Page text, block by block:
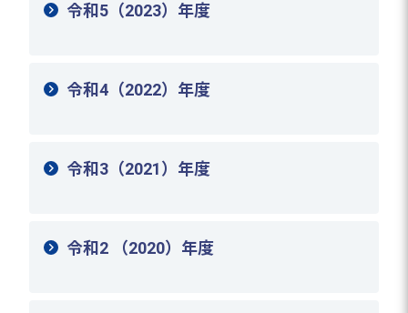
令和5（2023）年度
令和4（2022）年度
令和3（2021）年度
令和2 （2020）年度